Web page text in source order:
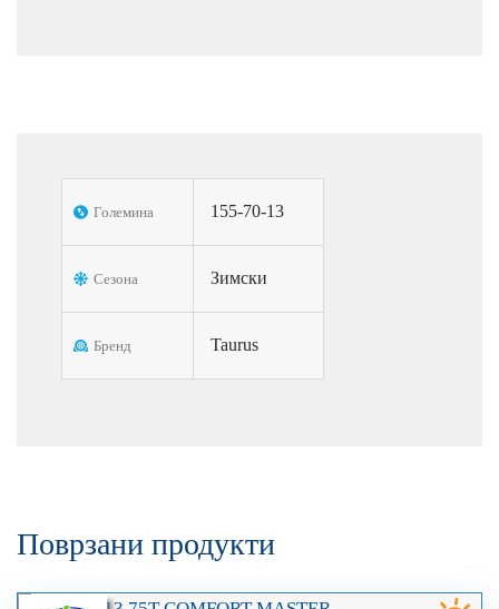
Големина 155-70-13
Сезона Зимски
Бренд Taurus
Поврзани продукти